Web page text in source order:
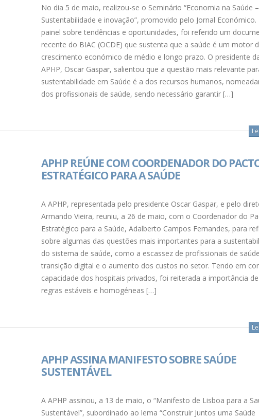
No dia 5 de maio, realizou-se o Seminário “Economia na Saúde –
Sustentabilidade e inovação”, promovido pelo Jornal Económico.
painel sobre tendências e oportunidades, foi referido um
recente do BIAC (OCDE) que sustenta que a saúde é um motor
crescimento económico de médio e longo prazo. O presidente
APHP, Oscar Gaspar, salientou que a questão mais relevante
sustentabilidade em Saúde é a dos recursos humanos,
dos profissionais de saúde, sendo necessário garantir […]
APHP REÚNE COM COORDENADOR DO
ESTRATÉGICO PARA A SAÚDE
A APHP, representada pelo presidente Oscar Gaspar, e pelo
Armando Vieira, reuniu, a 26 de maio, com o Coordenador do
Estratégico para a Saúde, Adalberto Campos Fernandes, para
sobre algumas das questões mais importantes para a
do sistema de saúde, como a escassez de profissionais de
transição digital e o aumento dos custos no setor. Tendo em
capacidade dos hospitais privados, foi reiterada a importância
regras estáveis e homogéneas […]
APHP ASSINA MANIFESTO SOBRE SAÚDE
SUSTENTÁVEL
A APHP assinou, a 13 de maio, o “Manifesto de Lisboa para a
Sustentável”, subordinado ao lema “Construir Juntos uma Saúde